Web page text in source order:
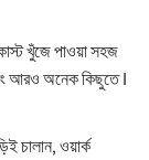
খুঁজে পাওয়া সহজ
আরও অনেক কিছুতে।
চালান, ওয়ার্ক